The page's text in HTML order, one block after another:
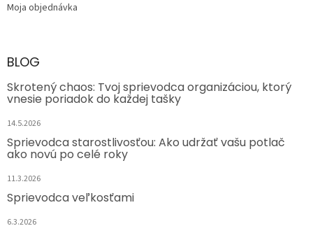
Moja objednávka
BLOG
Skrotený chaos: Tvoj sprievodca organizáciou, ktorý
vnesie poriadok do každej tašky
14.5.2026
Sprievodca starostlivosťou: Ako udržať vašu potlač
ako novú po celé roky
11.3.2026
Sprievodca veľkosťami
6.3.2026